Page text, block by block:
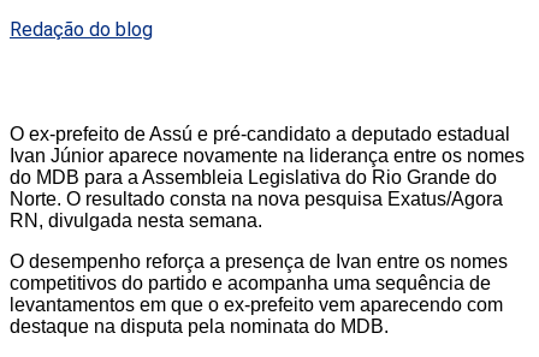
Redação do blog
O ex-prefeito de Assú e pré-candidato a deputado estadual
Ivan Júnior aparece novamente na liderança entre os nomes
do MDB para a Assembleia Legislativa do Rio Grande do
Norte. O resultado consta na nova pesquisa Exatus/Agora
RN, divulgada nesta semana.
O desempenho reforça a presença de Ivan entre os nomes
competitivos do partido e acompanha uma sequência de
levantamentos em que o ex-prefeito vem aparecendo com
destaque na disputa pela nominata do MDB.